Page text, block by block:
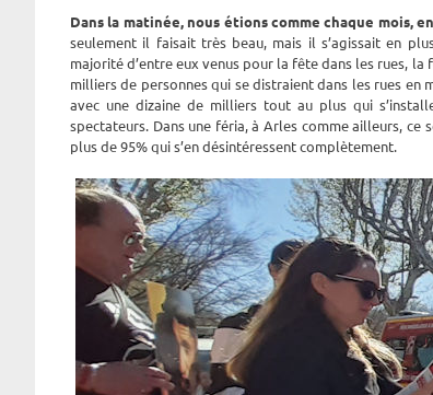
Dans la matinée, nous étions comme chaque mois,
seulement il faisait très beau, mais il s’agissait en
majorité d’entre eux venus pour la fête dans les rues,
milliers de personnes qui se distraient dans les rues en
avec une dizaine de milliers tout au plus qui
spectateurs. Dans une féria, à Arles comme ailleurs,
plus de 95% qui s’en désintéressent complètement.